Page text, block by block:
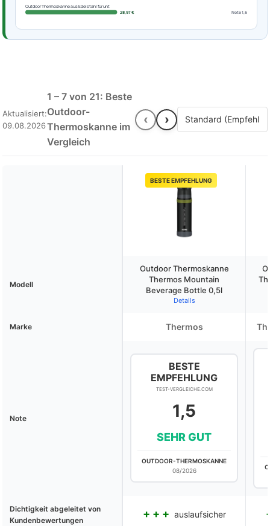
Outdoor Thermoskanne aus Edelstahl für unt
28,97 €
Note 1,6
Aktualisiert:
09.08.2026
1 – 7 von 21: Beste
Outdoor-
Thermoskanne im
Vergleich
‹ ›
BESTE EMPFEHLUNG
Modell
Outdoor Thermoskanne
Thermos Mountain
Beverage Bottle 0,5l
Details
Marke Thermos
Note
BESTE
EMPFEHLUNG
TEST-VERGLEICHE.COM
1,5
SEHR GUT
OUTDOOR-THERMOSKANNE
08/2026
Dichtigkeit abgeleitet von
Kundenbewertungen
auslaufsicher